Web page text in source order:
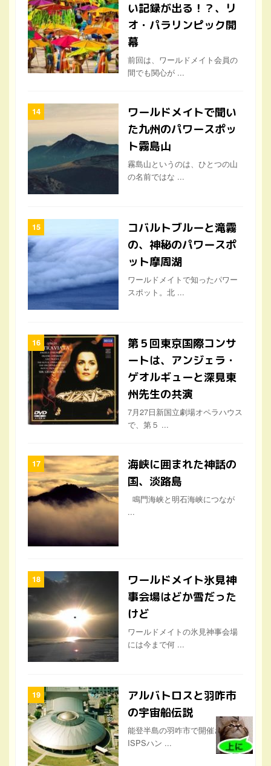
い記録が出る！？、リ
オ・パラリンピック開
幕
前回は、ワールドメイト会員の
間でも関心が ...
ワールドメイトで聞い
た九州のパワースポッ
ト霧島山
霧島山というのは、ひとつの山
の名前ではな ...
コバルトブルーと滝霧
の、神秘のパワースポ
ット摩周湖
ワールドメイトで知ったパワー
スポット。北 ...
第５回東京国際コンサ
ートは、アンジェラ・
ゲオルギューと深見東
州先生の共演
7月27日新国立劇場オペラハウス
で、第５ ...
海峡に囲まれた神話の
国、淡路島
鳴門海峡と明石海峡につなが
...
ワールドメイト氷見神
事会場はどか雪だった
けど
ワールドメイトの氷見神事会場
には今まで何 ...
アルバトロスと羽咋市
の宇宙船伝説
能登半島の羽咋市で開催された
ISPSハン ...